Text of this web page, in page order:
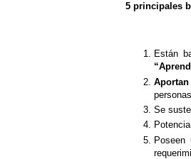
5 principales
Están
Se